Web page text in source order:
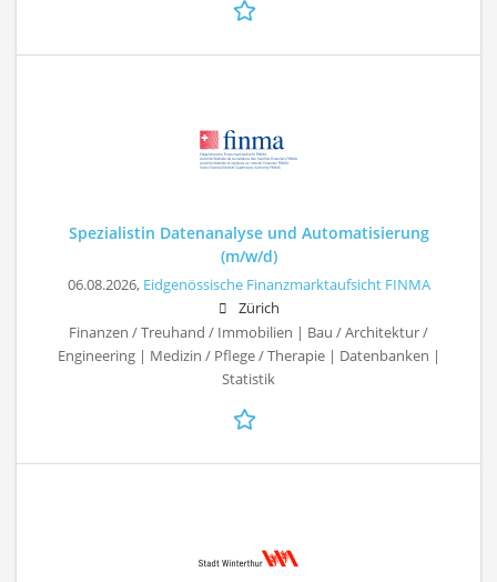
Spezialistin Datenanalyse und Automatisierung
(m/w/d)
06.08.2026, Eidgenössische Finanzmarktaufsicht FINMA
Zürich
Finanzen / Treuhand / Immobilien | Bau / Architektur /
Engineering | Medizin / Pflege / Therapie | Datenbanken |
Statistik